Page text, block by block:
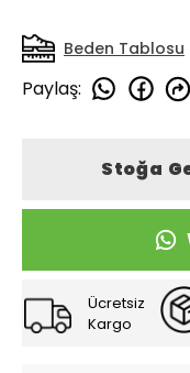
Beden Tablosu
Paylaş:
Stoğa
Ücretsiz
Kargo